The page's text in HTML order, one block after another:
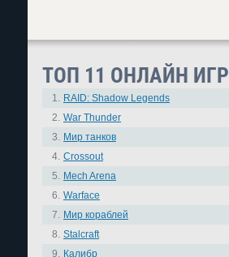
ТОП 11 ОНЛАЙН ИГР
1. RAID: Shadow Legends
2. War Thunder
3. Мир танков
4. Crossout
5. Mech Arena
6. Warface
7. Мир кораблей
8. Stalcraft
9. Калибр